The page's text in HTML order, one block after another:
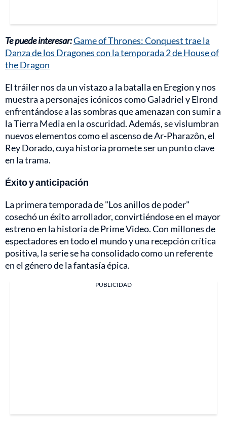
Te puede interesar:Game of Thrones: Conquest trae la
Danza de los Dragones con la temporada 2 de House of
the Dragon
El tráiler nos da un vistazo a la batalla en Eregion y nos
muestra a personajes icónicos como Galadriel y Elrond
enfrentándose a las sombras que amenazan con sumir a
la Tierra Media en la oscuridad. Además, se vislumbran
nuevos elementos como el ascenso de Ar-Pharazôn, el
Rey Dorado, cuya historia promete ser un punto clave
en la trama.
Éxito y anticipación
La primera temporada de "Los anillos de poder"
cosechó un éxito arrollador, convirtiéndose en el mayor
estreno en la historia de Prime Video. Con millones de
espectadores en todo el mundo y una recepción crítica
positiva, la serie se ha consolidado como un referente
en el género de la fantasía épica.
PUBLICIDAD